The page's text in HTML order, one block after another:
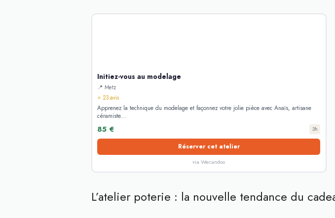
Initiez-vous au modelage
📍 Metz
⭐ 23 avis
Apprenez la technique du modelage et façonnez votre jolie pièce avec Anaïs, artisane
céramiste...
85 € 3h
Réserver cet atelier
via Wecandoo
L’atelier poterie : la nouvelle tendance du